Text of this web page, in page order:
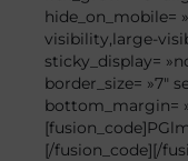
hide_on_mobile=
visibility,large-
sticky_display=
border_size= »7″
bottom_margin=
[/fusion_code][/